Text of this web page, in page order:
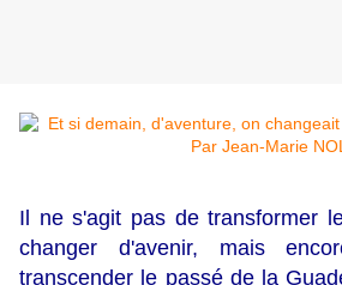
Il ne s'agit pas de transformer
changer d'avenir, mais
transcender le passé de la